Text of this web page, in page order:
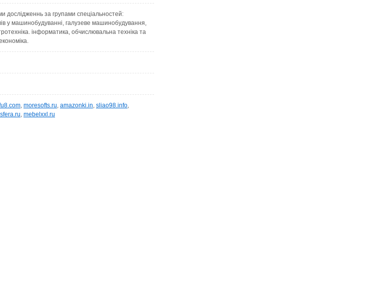
дослідженнь за групами спеціальностей:
у машинобудуванні, галузеве машинобудування,
інформатика, обчислювальна техніка та
, moresofts.ru, amazonki.in, sliao98.info,
, mebelxxl.ru